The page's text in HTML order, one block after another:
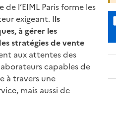
l’EIML Paris forme les
exigeant. Ils
à gérer les
stratégies de vente
aux attentes des
capables de
à travers une
mais aussi de